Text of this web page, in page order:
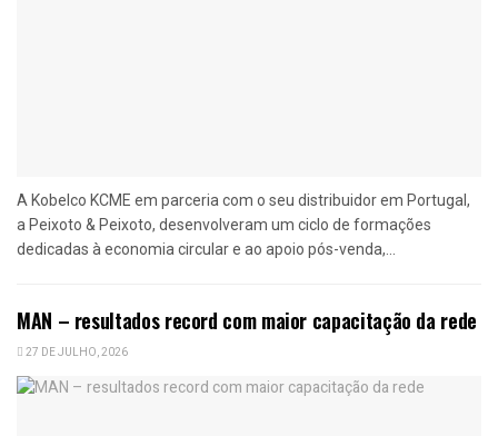
A Kobelco KCME em parceria com o seu distribuidor em Portugal,
a Peixoto & Peixoto, desenvolveram um ciclo de formações
dedicadas à economia circular e ao apoio pós-venda,...
MAN – resultados record com maior capacitação da rede
27 DE JULHO, 2026